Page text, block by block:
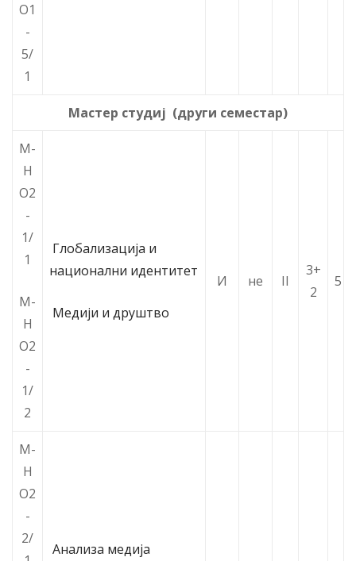
О1
-
5/
1
Мастер студиј (други семестар)
М-
Н
О2
-
1/
1
М-
Н
О2
-
1/
2
Глобализација и
национални идентитет
Медији и друштво
И не II
3+
2
5
М-
Н
О2
-
2/
Анализа медија